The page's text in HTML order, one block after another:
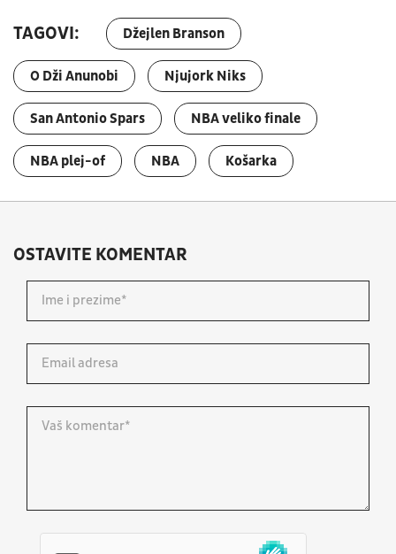
TAGOVI: Džejlen Branson
O Dži Anunobi Njujork Niks
San Antonio Spars NBA veliko finale
NBA plej-of NBA Košarka
OSTAVITE KOMENTAR